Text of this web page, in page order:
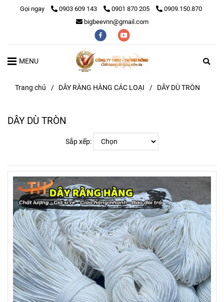
Gọi ngay 0903 609 143 0901 870 205
0909.150.870
bigbeevnn@gmail.com
MENU
Trang chủ / DÂY RÀNG HÀNG CÁC LOẠI / DÂY DÙ TRÒN
DÂY DÙ TRÒN
Sắp xếp: